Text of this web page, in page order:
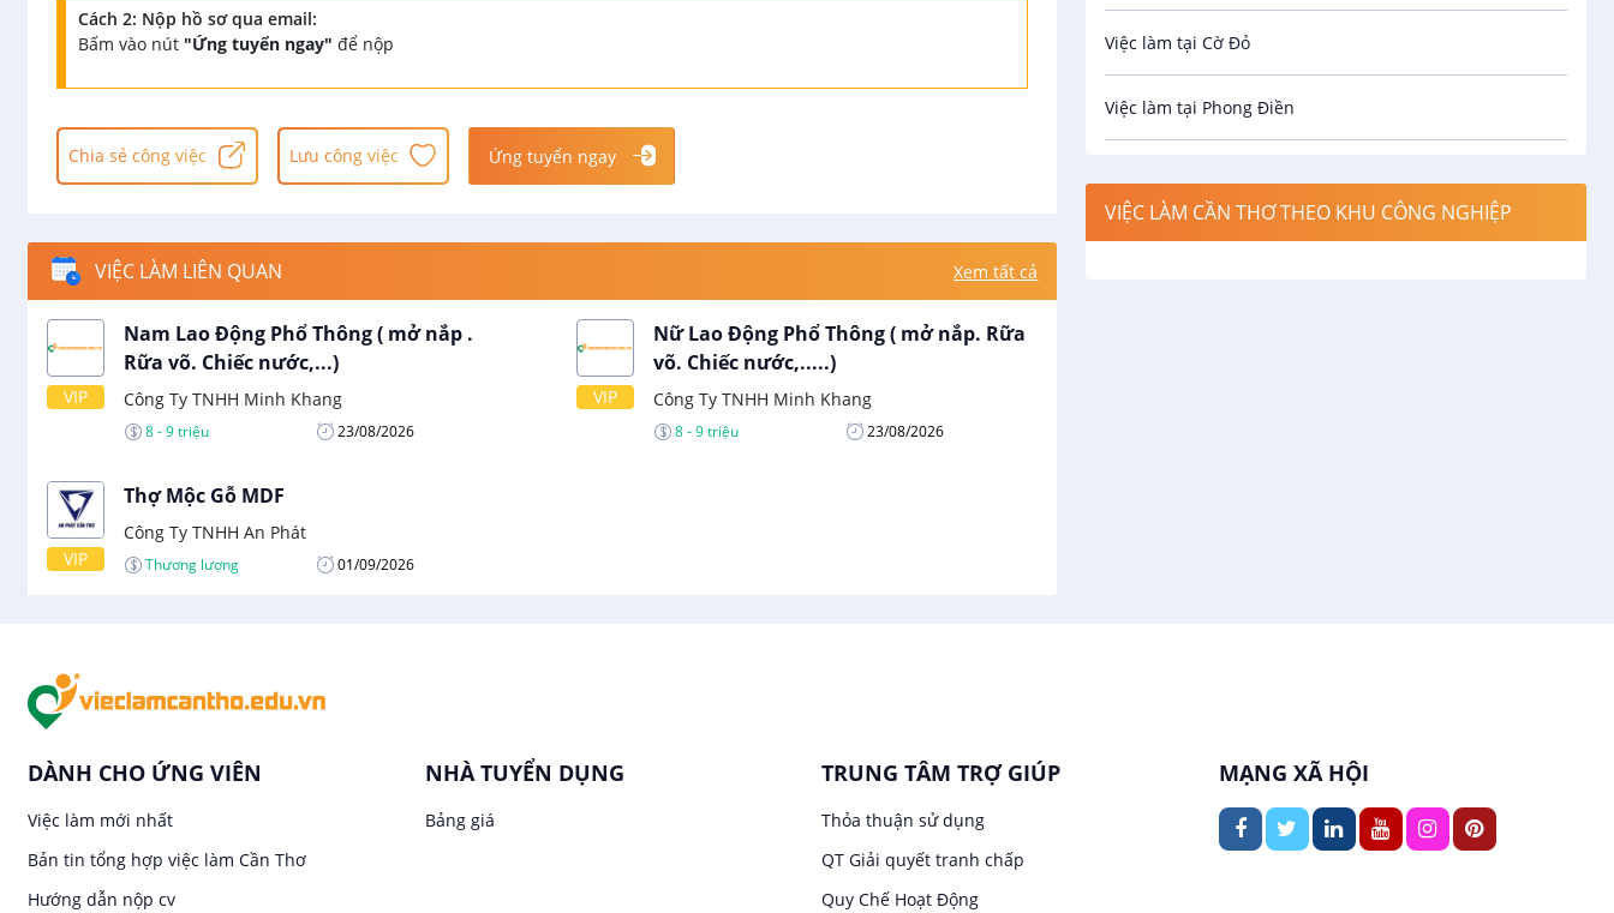
Cách 2: Nộp hồ sơ qua email:
Bấm vào nút "Ứng tuyển ngay" để nộp
Chia sẻ công việc Lưu công việc Ứng tuyển ngay
VIỆC LÀM LIÊN QUAN Xem tất cả
VIP
Nam Lao Động Phổ Thông ( mở nắp .
Rữa võ. Chiếc nước,...)
Công Ty TNHH Minh Khang
8 - 9 triệu 23/08/2026
VIP
Nữ Lao Động Phổ Thông ( mở nắp. Rữa
võ. Chiếc nước,.....)
Công Ty TNHH Minh Khang
8 - 9 triệu 23/08/2026
VIP
Thợ Mộc Gỗ MDF
Công Ty TNHH An Phát
Thương lượng 01/09/2026
Công nghệ sinh học
Công nghệ thực phẩm
Điện / Điện tử / Điện lạnh
Hàng hải / Hàng không
Việc làm tại Cờ Đỏ
Việc làm tại Phong Điền
Việc làm tại Cái Khế
Việc làm tại Thuận Hưng
VIỆC LÀM CẦN THƠ THEO KHU CÔNG NGHIỆP
DÀNH CHO ỨNG VIÊN
Việc làm mới nhất
Bản tin tổng hợp việc làm Cần Thơ
Hướng dẫn nộp cv
NHÀ TUYỂN DỤNG
Bảng giá
TRUNG TÂM TRỢ GIÚP
Thỏa thuận sử dụng
QT Giải quyết tranh chấp
Quy Chế Hoạt Động
MẠNG XÃ HỘI